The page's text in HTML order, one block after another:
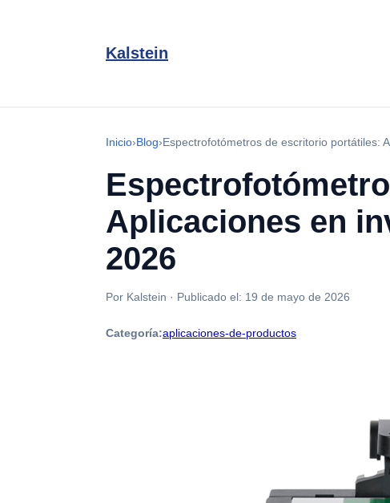
Kalstein
Inicio›Blog›Espectrofotómetros de escritorio portátiles:
Aplicaciones en
2026
Por Kalstein · Publicado el: 19 de mayo de 2026
Categoría:aplicaciones-de-productos